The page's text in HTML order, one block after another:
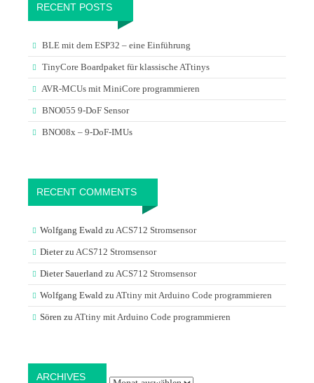
RECENT POSTS
BLE mit dem ESP32 – eine Einführung
TinyCore Boardpaket für klassische ATtinys
AVR-MCUs mit MiniCore programmieren
BNO055 9-DoF Sensor
BNO08x – 9-DoF-IMUs
RECENT COMMENTS
Wolfgang Ewald zu ACS712 Stromsensor
Dieterzu ACS712 Stromsensor
Dieter Sauerland zu ACS712 Stromsensor
Wolfgang Ewald zu ATtiny mit Arduino Code programmieren
Sören zu ATtiny mit Arduino Code programmieren
ARCHIVES